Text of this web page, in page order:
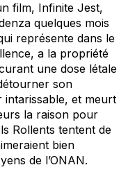
film, Infinite Jest,
quelques mois
représente dans le
a la propriété
une dose létale
son
intarissable, et meurt
la raison pour
Rollents tentent de
bien
de l’ONAN.